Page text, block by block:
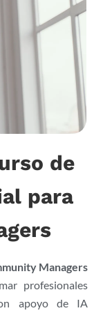
de
para
Managers
profesionales
apoyo de IA